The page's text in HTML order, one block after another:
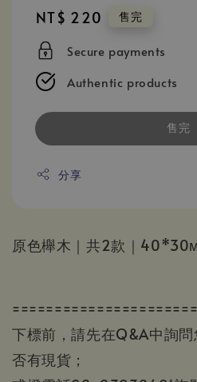
Regular
price
NT$ 220 售完
Secure payments
Authentic products
售完
分享
原色櫸木｜共2款｜
下標前，請先在Q&A中詢
否有現貨；